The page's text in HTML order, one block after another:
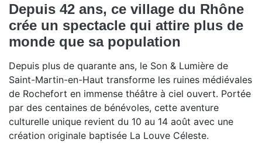
Depuis 42 ans, ce village du Rhône
crée un spectacle qui attire plus de
monde que sa population
Depuis plus de quarante ans, le Son & Lumière de
Saint-Martin-en-Haut transforme les ruines médiévales
de Rochefort en immense théâtre à ciel ouvert. Portée
par des centaines de bénévoles, cette aventure
culturelle unique revient du 10 au 14 août avec une
création originale baptisée La Louve Céleste.